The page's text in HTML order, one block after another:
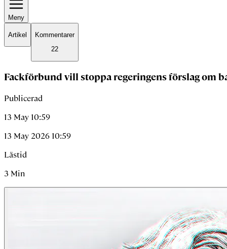
Meny
Artikel
Kommentarer
22
Fackförbund vill stoppa regeringens förslag om
Publicerad
13 May 10:59
13 May 2026 10:59
Lästid
3 Min